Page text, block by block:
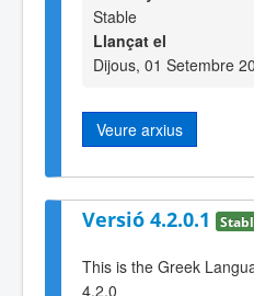
Stable
Llançat el
Dijous, 01 Setembre
Veure arxius
Versió 4.2.0.1
This is the Greek
4.2.0